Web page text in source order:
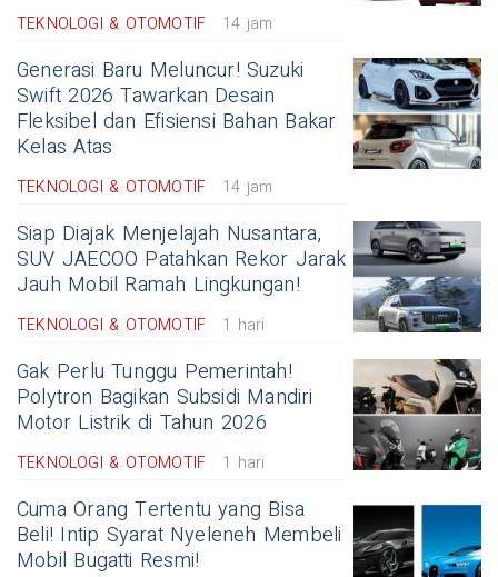
TEKNOLOGI & OTOMOTIF 14 jam
Generasi Baru Meluncur! Suzuki
Swift 2026 Tawarkan Desain
Fleksibel dan Efisiensi Bahan Bakar
Kelas Atas
TEKNOLOGI & OTOMOTIF 14 jam
Siap Diajak Menjelajah Nusantara,
SUV JAECOO Patahkan Rekor Jarak
Jauh Mobil Ramah Lingkungan!
TEKNOLOGI & OTOMOTIF 1 hari
Gak Perlu Tunggu Pemerintah!
Polytron Bagikan Subsidi Mandiri
Motor Listrik di Tahun 2026
TEKNOLOGI & OTOMOTIF 1 hari
Cuma Orang Tertentu yang Bisa
Beli! Intip Syarat Nyeleneh Membeli
Mobil Bugatti Resmi!